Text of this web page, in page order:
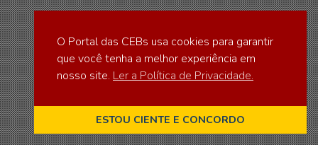
O Portal das CEBs usa cookies para garantir
que você tenha a melhor experiência em
nosso site. Ler a Política de Privacidade.
ESTOU CIENTE E CONCORDO